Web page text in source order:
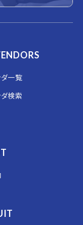
一覧
検索